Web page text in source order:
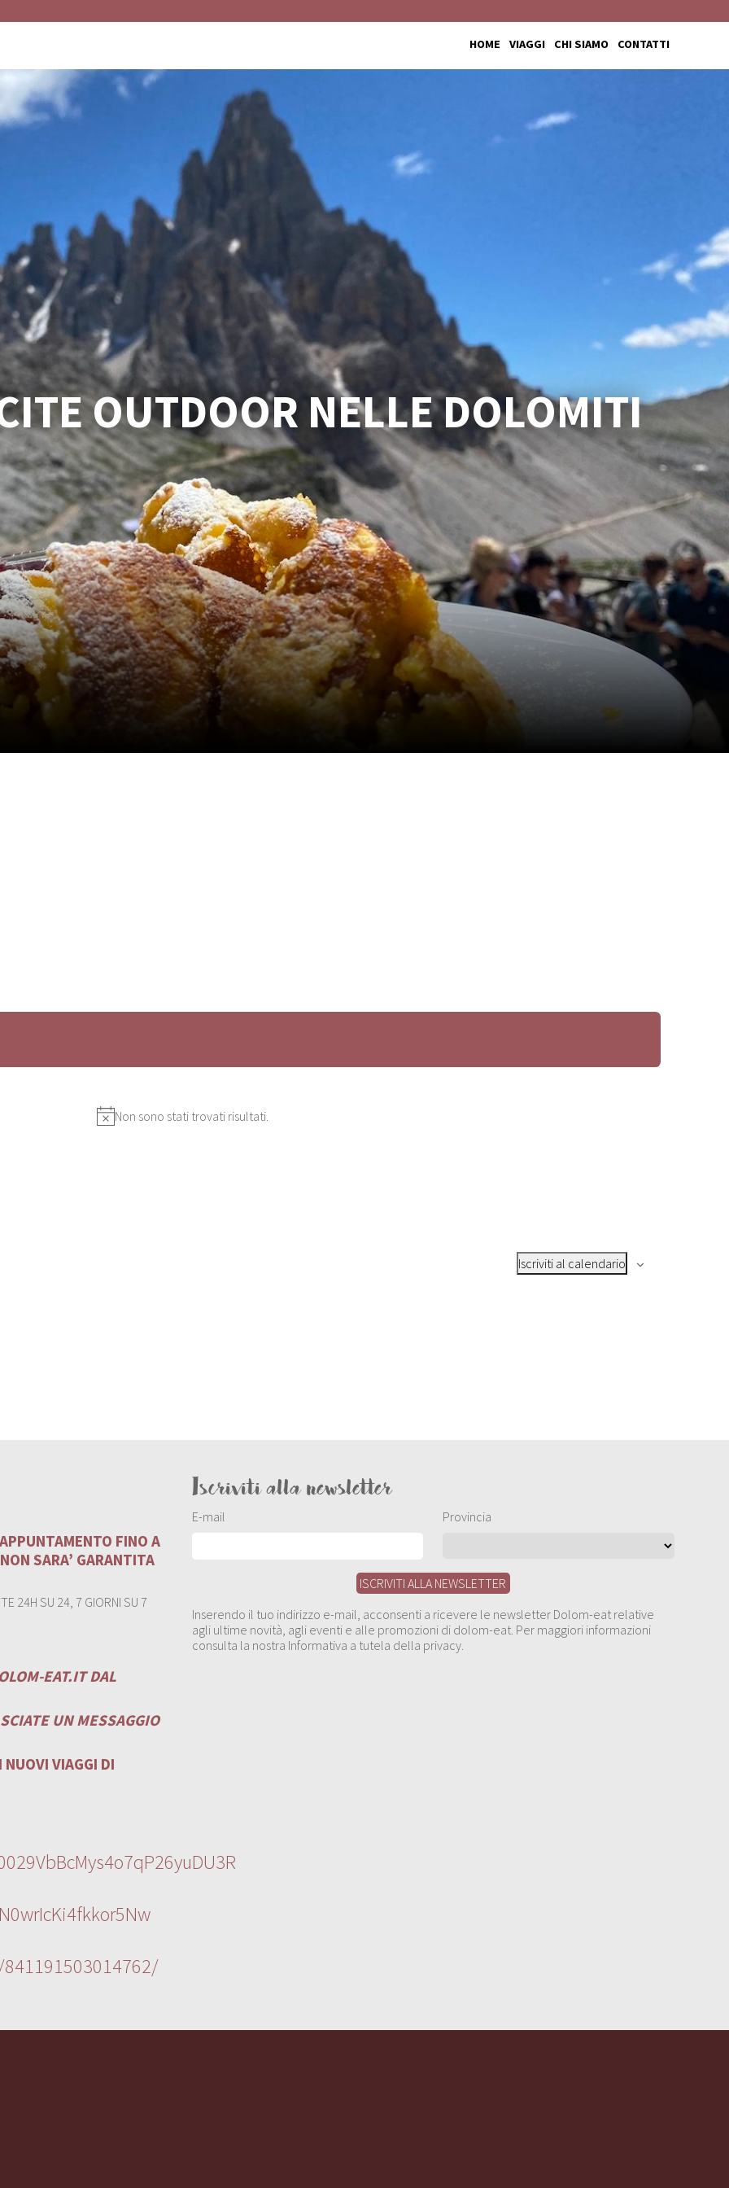
HOME VIAGGI CHI SIAMO CONTATTI
OUTDOOR NELLE DOLOMITI
Non sono stati trovati risultati.
Iscriviti al calendario
FINO A
SARA’ GARANTITA
24H SU 24, 7 GIORNI SU 7
EAT.ITDAL
UN MESSAGGIO
NUOVI VIAGGI DI
Iscriviti alla newsletter
E-mail Provincia
Inserendo il tuo indirizzo e-mail, acconsenti a ricevere le newsletter Dolom-eat relative
agli ultime novità, agli eventi e alle promozioni di dolom-eat. Per maggiori informazioni
consulta la nostra Informativa a tutela della privacy.